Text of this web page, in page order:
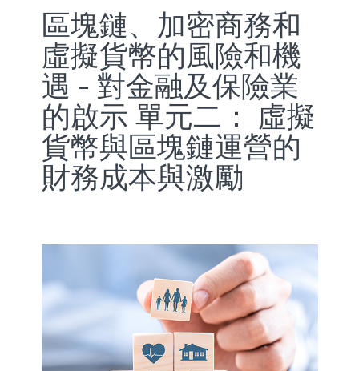
區塊鏈、加密商務和
虛擬貨幣的風險和機
遇 - 對金融及保險業
的啟示 單元二： 虛擬
貨幣與區塊鏈運營的
財務成本與激勵